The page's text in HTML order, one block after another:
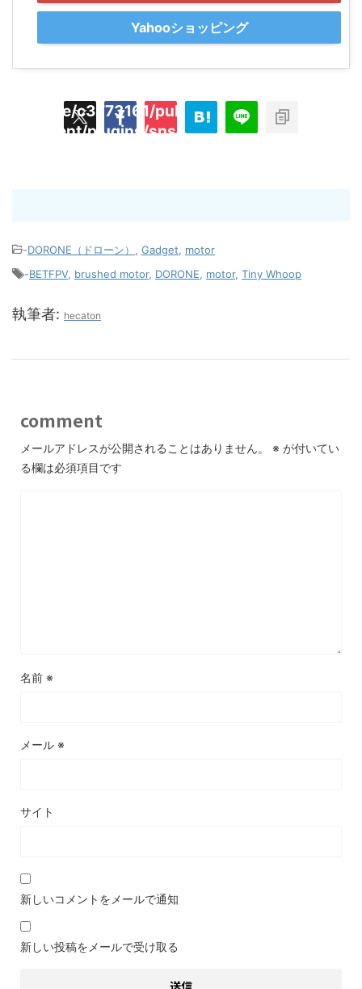
Yahooショッピング
/home/c3773161/public_html/
content/plugins/sns-count-cache/sns-
-DORONE（ドローン） Gadget
motor
-BETFPV, brushed motor, DORONE motor, Tiny Whoop
執筆者: hecaton
comment
メールアドレスが公開されることはありません。 ※ が付いてい
る欄は必須項目です
名前 ※
メール ※
サイト
新しいコメントをメールで通知
新しい投稿をメールで受け取る